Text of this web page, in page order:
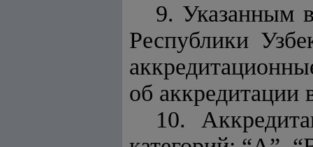
9. Указанным
Республики
об аккредитации
10.